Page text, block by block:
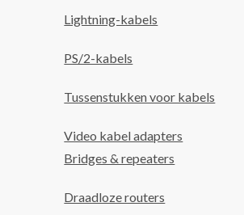
Lightning-kabels
PS/2-kabels
Tussenstukken voor kabels
Video kabel adapters
Bridges & repeaters
Draadloze routers